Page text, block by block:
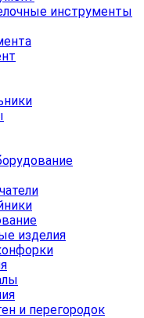
инструменты
изделия
и перегородок